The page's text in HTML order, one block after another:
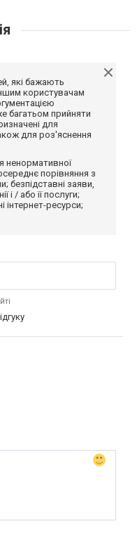
які бажають
користувачам
багатьом прийняти
для
для роз'яснення
ненормативної
порівняння з
безпідставні заяви,
і / або її послуги;
інтернет-ресурси;